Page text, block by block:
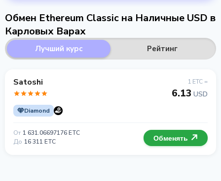
Обмен Ethereum Classic на Наличные USD в
Карловых Варах
Лучший курс Рейтинг
Satoshi
Diamond
1 ETC =
6.13 USD
От 1 631.06697176 ETC
До 16 311 ETC Обменять